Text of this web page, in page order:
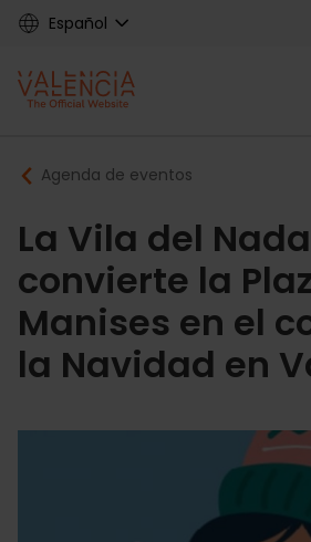
Skip
content
Español
Main
navigation
Breadcrumb
Agenda de eventos
La Vila del
convierte la
Manises en el
la Navidad en